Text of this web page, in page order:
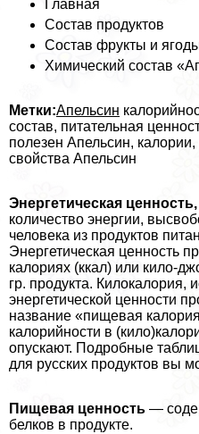
Главная
Состав продуктов
Состав фрукты и
Химический состав
Метки:Апельсин
состав, питательная
полезен Апельсин,
свойства Апельсин
Энергетическая
количество энергии,
человека из продуктов
Энергетическая ценность
калориях (ккал) или кило-
гр. продукта. Килокалория,
энергетической ценности
название «пищевая
калорийности в
опускают. Подробные
для русских продуктов вы
Пищевая ценность —
белков в продукте.